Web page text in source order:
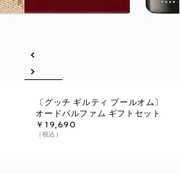
〔グッチ ギルティ プールオム〕
オードパルファム ギフトセット
￥19,690
（税込）